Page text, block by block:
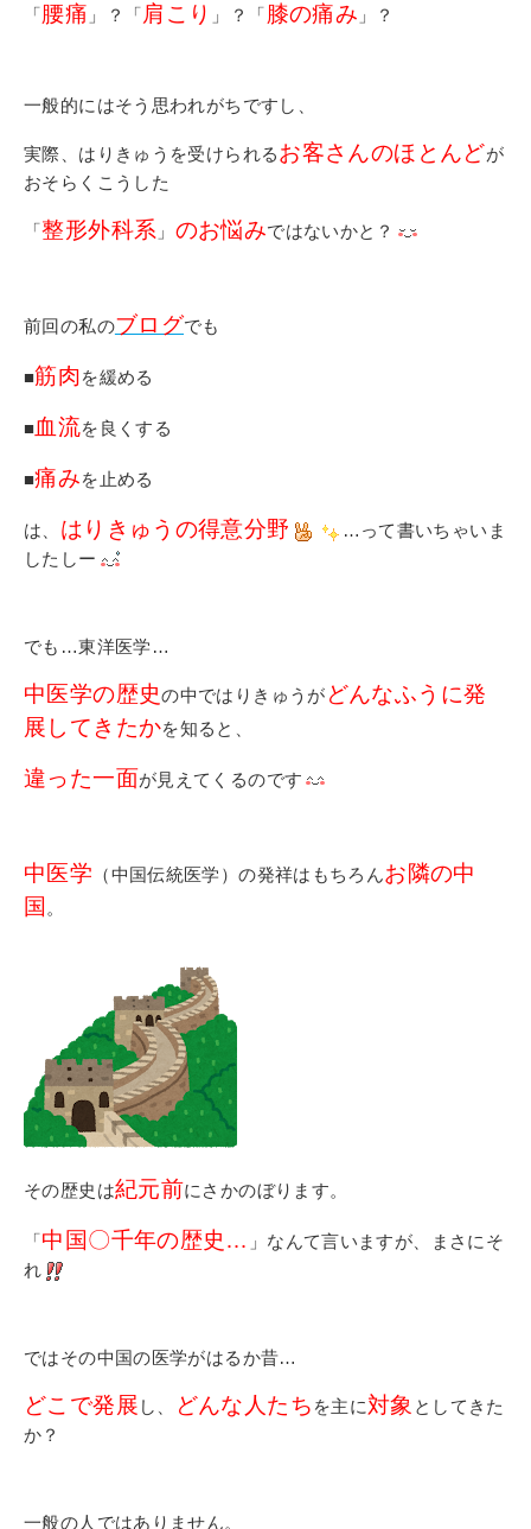
1号館総合受付：〒194-0022 東京都町田市森野1-7-8
「腰痛 」？「肩こり 」？「膝の痛み 」？
一般的にはそう思われがちですし、
実際、はりきゅうを受けられるお客さんのほとんどが
おそらくこうした
「整形外科系 」 のお悩みではないかと？
前回の私のブログでも
■筋肉を緩める
■血流を良くする
■痛みを止める
は、 はりきゅうの得意分野
…って書いちゃいま
したしー
でも…東洋医学…
中医学の歴史の中ではりきゅうが どんなふうに発
展してきたかを知ると、
違った一面が見えてくるのです
中医学 （中国伝統医学）の発祥はもちろんお隣の中
国 。
その歴史は紀元前にさかのぼります。
「中国〇千年の歴史… 」なんて言いますが、まさにそ
れ
ではその中国の医学がはるか昔…
どこで発展 し、 どんな人たち を主に対象 としてきた
か？
一般の人ではありません。